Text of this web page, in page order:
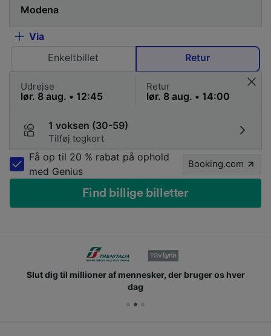
Via
Enkeltbillet
Retur
Udrejse Retur
1 voksen (30-59)
Tilføj togkort
Få op til 20 % rabat på ophold
med Genius
Booking.com
Find billige billetter
Slut dig til millioner af mennesker, der bruger os hver
dag